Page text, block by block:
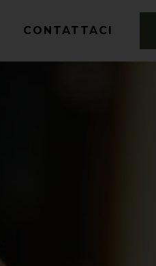
CONTATTACI